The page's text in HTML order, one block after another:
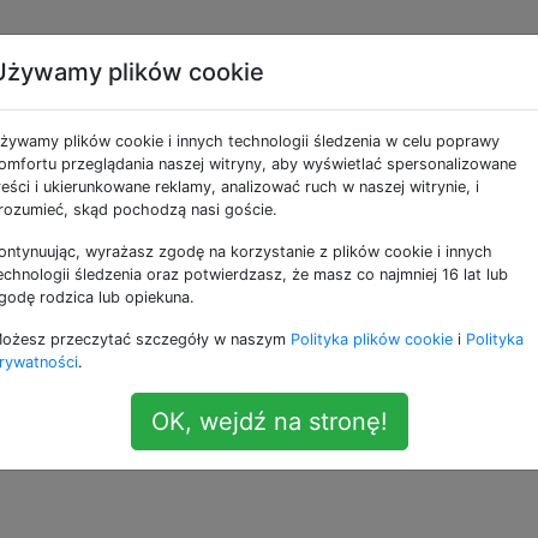
prędkością na
prędkością?
odtwarzania na 1,5x lub 2x. Dzięki podcastom mogę
2x. Czy nie powinienem móc oglądać filmów z
iOS?
plików cookie
plików cookie i innych technologii śledzenia w celu poprawy
przeglądania naszej witryny, aby wyświetlać spersonalizowane
i ukierunkowane reklamy, analizować ruch w naszej witrynie, i
skąd pochodzą nasi goście.
wyrażasz zgodę na korzystanie z plików cookie i innych
śledzenia oraz potwierdzasz, że masz co najmniej 16 lat lub
rodzica lub opiekuna.
przeczytać szczegóły w naszym Polityka plików cookie i Polityka
.
OK, wejdź na stronę!